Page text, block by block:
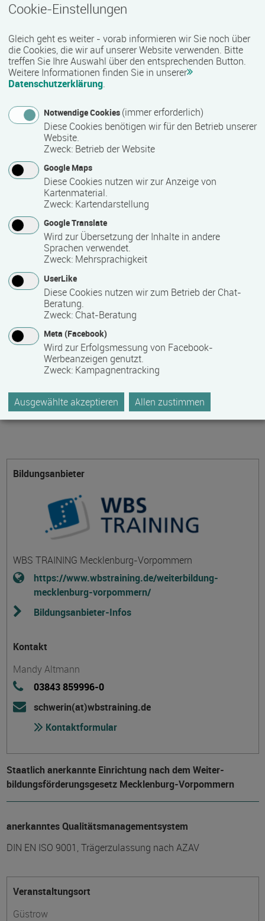
Bemerkungen zum Termin
Die Qualifizierung läuft in Vollzeit und in Teilzeit.
Mindest­teilnehmer­anzahl
Maximale Teilnehmerzahl
Teilnahmegebühr
Bitte kontaktieren Sie den Bildungsanbieter direkt, um
detaillierte Preisinformationen zu erhalten
Hinweis des Datenbankbetreibers: Bitte erfragen Sie beim
Anbieter eventuell auftretende Nebenkosten!
Themengebiet
Sprache
Bildungsanbieter
WBS TRAINING Mecklenburg-Vorpommern
https://www.wbstraining.de/weiterbildung-
mecklenburg-vorpommern/
Bildungsanbieter-Infos
Kontakt
Mandy Altmann
03843 859996-0
schwerin(at)wbstraining.de
Kontaktformular
Staatlich anerkannte Einrichtung nach dem Weiter­
bildungs­förderungs­gesetz Mecklenburg-Vorpommern
anerkanntes Qualitätsmanagementsystem
DIN EN ISO 9001, Trägerzulassung nach AZAV
Veranstaltungsort
Güstrow
Cookie-Einstellungen
Gleich geht es weiter - vorab informieren wir Sie noch über
die Cookies, die wir auf unserer Website verwenden. Bitte
treffen Sie Ihre Auswahl über den entsprechenden Button.
Weitere Informationen finden Sie in unserer
Datenschutzerklärung.
Notwendige Cookies (immer erforderlich)
Diese Cookies benötigen wir für den Betrieb unserer
Website.
Zweck: Betrieb der Website
Google Maps
Diese Cookies nutzen wir zur Anzeige von
Kartenmaterial.
Zweck: Kartendarstellung
Google Translate
Wird zur Übersetzung der Inhalte in andere
Sprachen verwendet.
Zweck: Mehrsprachigkeit
UserLike
Diese Cookies nutzen wir zum Betrieb der Chat-
Beratung.
Zweck: Chat-Beratung
Meta (Facebook)
Wird zur Erfolgsmessung von Facebook-
Werbeanzeigen genutzt.
Zweck: Kampagnentracking
Ausgewählte akzeptieren Allen zustimmen